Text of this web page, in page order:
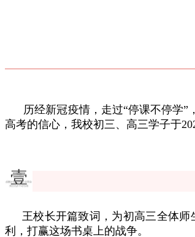
历经新冠疫情，走过“停课不停学”
高考的信心，我校初三、高三学子于
壹
王校长开篇致词，为初高三全体
利，打赢这场书桌上的战争。